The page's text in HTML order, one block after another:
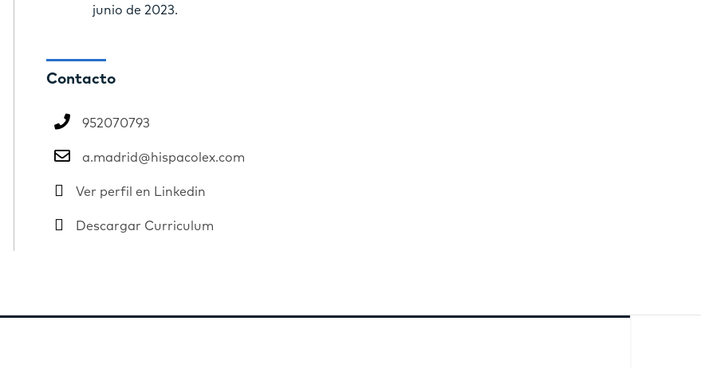
junio de 2023.
Contacto
952070793
a.madrid@hispacolex.com
Ver perfil en Linkedin
Descargar Curriculum